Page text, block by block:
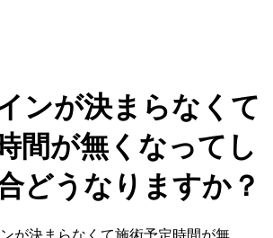
ンが決まらなくて
間が無くなってし
どうなりますか？